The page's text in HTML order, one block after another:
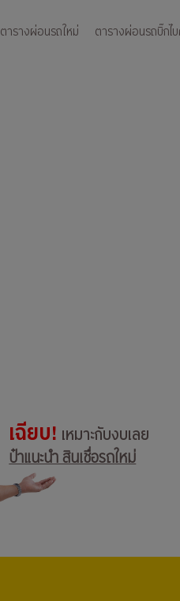
ตารางผ่อนรถใหม่ ตารางผ่อนรถบิ๊กไ
เฉียบ! เหมาะกับงบเลย
ป๋าแนะนำ สินเชื่อรถใหม่